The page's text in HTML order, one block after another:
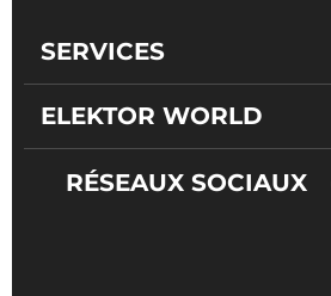
SERVICES
ELEKTOR WORLD
RÉSEAUX SOCIAUX